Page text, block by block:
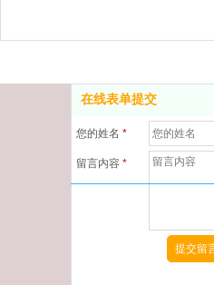
在线表单提交
您的姓名 *
留言内容 *